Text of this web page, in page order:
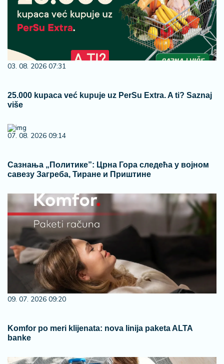
03. 08. 2026 07:31
25.000 kupaca već kupuje uz PerSu Extra. A ti? Saznaj
više
07. 08. 2026 09:14
Сазнања „Политике”: Црна Гора следећа у војном
савезу Загреба, Тиране и Приштине
09. 07. 2026 09:20
Komfor po meri klijenata: nova linija paketa ALTA
banke